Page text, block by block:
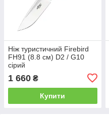
Ніж туристичний Firebird
FH91 (8.8 см) D2 / G10
сірий
1 660 ₴
Купити